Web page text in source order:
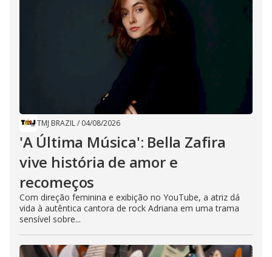
TMJ BRAZIL/ 04/08/2026
'A Última Música': Bella Zafira
vive história de amor e
recomeços
Com direção feminina e exibição no YouTube, a atriz dá
vida à autêntica cantora de rock Adriana em uma trama
sensível sobre...